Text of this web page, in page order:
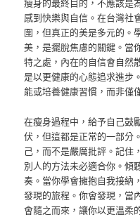
瘦身的最終目的，不應該是
感到快樂與自信。在台灣社
圍，但真正的美是多元的。
美，是擺脫焦慮的關鍵。當
特之處，內在的自信會自然
是以更健康的心態追求進步
能或培養健康習慣，而非僅
在瘦身過程中，給予自己鼓
伏，但這都是正常的一部分
己，而不是嚴厲批評。記住
別人的方法未必適合你。傾
奏。當你學會擁抱自我接納
發現的旅程。你會發現，當
會隨之而來，讓你以更溫柔